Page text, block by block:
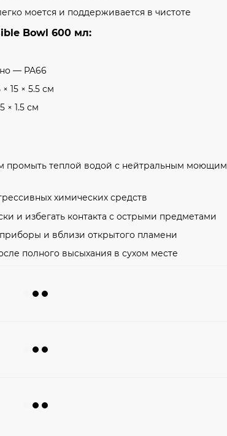
моется и поддерживается в чистоте
Bowl 600 мл:
— PA66
15 × 5.5 см
× 1.5 см
промыть теплой водой с нейтральным моющим
химических средств
и избегать контакта с острыми предметами
и вблизи открытого пламени
полного высыхания в сухом месте